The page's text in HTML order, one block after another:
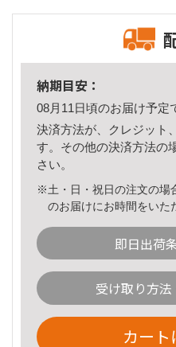
納期目安：
08月11日頃のお届け予定
決済方法が、クレジット
す。その他の決済方法の
さい。
※土・日・祝日の注文の場
のお届けにお時間をいた
即日出荷
受け取り方
カート